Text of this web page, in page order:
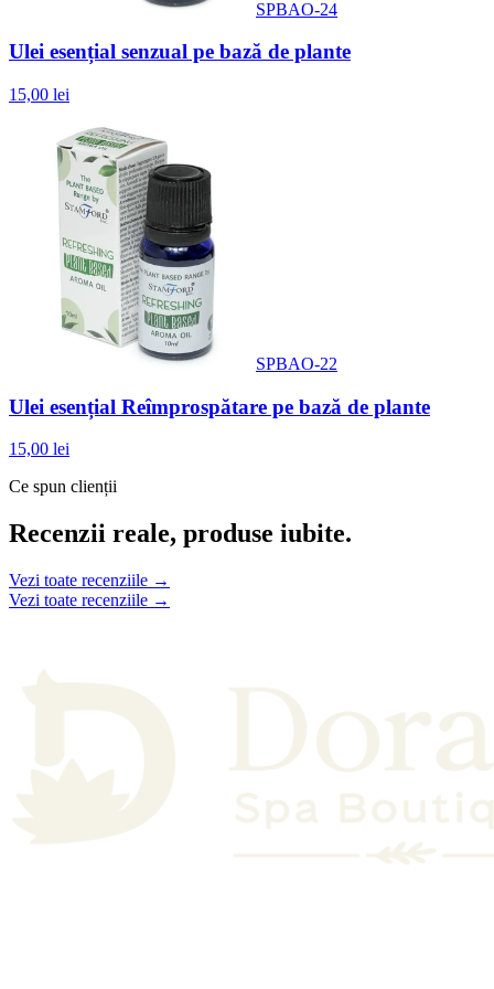
SPBAO-24
Ulei esențial senzual pe bază de plante
15,00 lei
SPBAO-22
Ulei esențial Reîmprospătare pe bază de plante
15,00 lei
Ce spun clienții
Recenzii reale, produse iubite.
Vezi toate recenziile →
Vezi toate recenziile →